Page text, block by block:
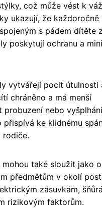
což může vést k
ukazují, že
s pádem dítěte z
poskytují ochranu a
vytvářejí pocit útulnosti
chráněno a má menší
probuzení nebo
přispívá ke klidnému
rodiče.
také sloužit jako
předmětům v okolí
zásuvkám,
rizikovým faktorům.